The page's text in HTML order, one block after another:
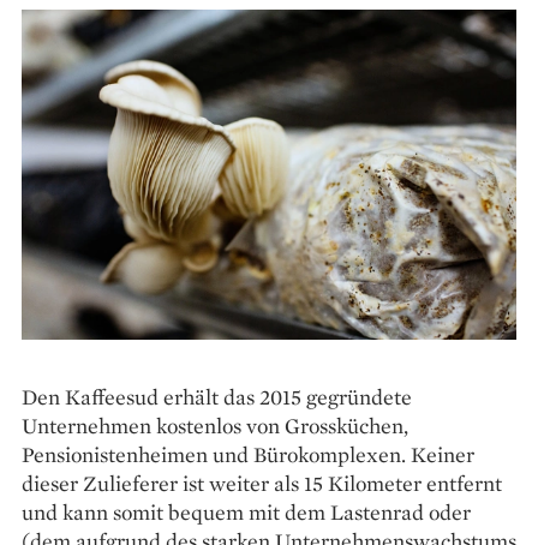
Den Kaffeesud erhält das 2015 gegründete
Unternehmen kostenlos von Grossküchen,
Pensionistenheimen und Bürokomplexen. Keiner
dieser Zulieferer ist weiter als 15 Kilometer entfernt
und kann somit bequem mit dem Lastenrad oder